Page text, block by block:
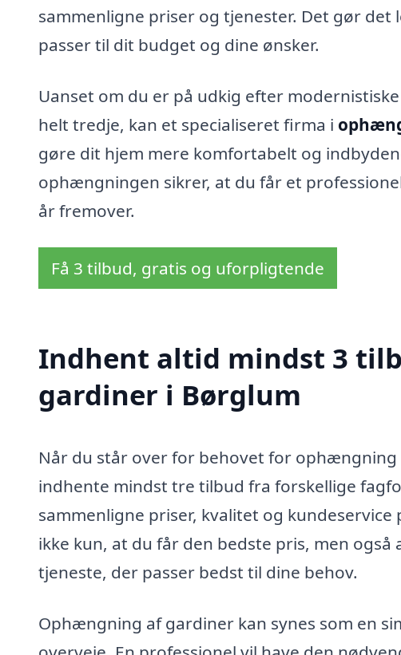
sammenligne priser og tjenester. Det gør
passer til dit budget og dine ønsker.
Uanset om du er på udkig efter
helt tredje, kan et specialiseret firma i
gøre dit hjem mere komfortabelt og
ophængningen sikrer, at du får et
år fremover.
Få 3 tilbud, gratis og uforpligtende
Indhent altid mindst 3
gardiner i Børglum
Når du står over for behovet for
indhente mindst tre tilbud fra forskellige
sammenligne priser, kvalitet og
ikke kun, at du får den bedste pris, men
tjeneste, der passer bedst til dine behov.
Ophængning af gardiner kan synes som en